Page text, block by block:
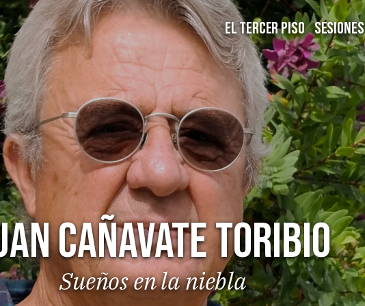
EL TERCER PISO Sesiones
Cañavate Toribio
Sueños en la niebla